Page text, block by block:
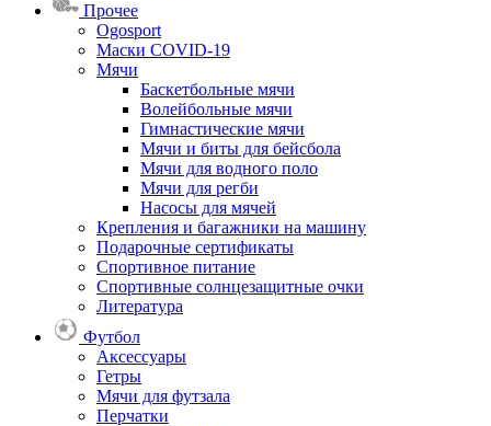
Прочее
Ogosport
Маски COVID-19
Мячи
Баскетбольные мячи
Волейбольные мячи
Гимнастические мячи
Мячи и биты для бейсбола
Мячи для водного поло
Мячи для регби
Насосы для мячей
Крепления и багажники на машину
Подарочные сертификаты
Спортивное питание
Спортивные солнцезащитные очки
Литература
Футбол
Аксессуары
Гетры
Мячи для футзала
Перчатки